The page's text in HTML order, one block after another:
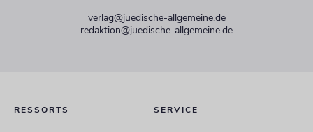
verlag@juedische-allgemeine.de
redaktion@juedische-allgemeine.de
RESSORTS SERVICE